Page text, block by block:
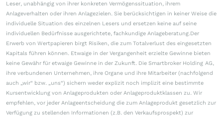
Leser, unabhängig von ihrer konkreten Vermögenssituation, ihrem
Anlageverhalten oder ihren Anlagezielen. Sie berücksichtigen in keiner Weise die
individuelle Situation des einzelnen Lesers und ersetzen keine auf seine
individuellen Bedürfnisse ausgerichtete, fachkundige Anlageberatung.Der
Erwerb von Wertpapieren birgt Risiken, die zum Totalverlust des eingesetzten
Kapitals führen können. Etwaige in der Vergangenheit erzielte Gewinne bieten
keine Gewähr für etwaige Gewinne in der Zukunft. Die Smartbroker Holding AG,
ihre verbundenen Unternehmen, ihre Organe und ihre Mitarbeiter (nachfolgend
auch „wir“ bzw. „uns“) sichern weder explizit noch implizit eine bestimmte
Kursentwicklung von Anlageprodukten oder Anlageproduktklassen zu. Wir
empfehlen, vor jeder Anlageentscheidung die zum Anlageprodukt gesetzlich zur
Verfügung zu stellenden Informationen (z.B. den Verkaufsprospekt) zur